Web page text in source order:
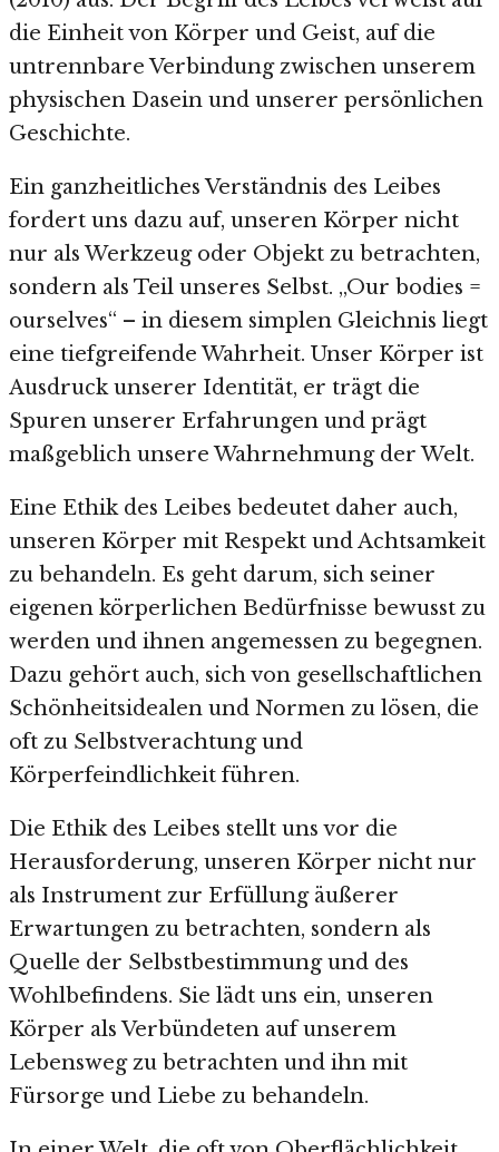
die Einheit von Körper und Geist, auf die
untrennbare Verbindung zwischen unserem
physischen Dasein und unserer persönlichen
Geschichte.
Ein ganzheitliches Verständnis des Leibes
fordert uns dazu auf, unseren Körper nicht
nur als Werkzeug oder Objekt zu betrachten,
sondern als Teil unseres Selbst. „Our bodies =
ourselves“ – in diesem simplen Gleichnis liegt
eine tiefgreifende Wahrheit. Unser Körper ist
Ausdruck unserer Identität, er trägt die
Spuren unserer Erfahrungen und prägt
maßgeblich unsere Wahrnehmung der Welt.
Eine Ethik des Leibes bedeutet daher auch,
unseren Körper mit Respekt und Achtsamkeit
zu behandeln. Es geht darum, sich seiner
eigenen körperlichen Bedürfnisse bewusst zu
werden und ihnen angemessen zu begegnen.
Dazu gehört auch, sich von gesellschaftlichen
Schönheitsidealen und Normen zu lösen, die
oft zu Selbstverachtung und
Körperfeindlichkeit führen.
Die Ethik des Leibes stellt uns vor die
Herausforderung, unseren Körper nicht nur
als Instrument zur Erfüllung äußerer
Erwartungen zu betrachten, sondern als
Quelle der Selbstbestimmung und des
Wohlbefindens. Sie lädt uns ein, unseren
Körper als Verbündeten auf unserem
Lebensweg zu betrachten und ihn mit
Fürsorge und Liebe zu behandeln.